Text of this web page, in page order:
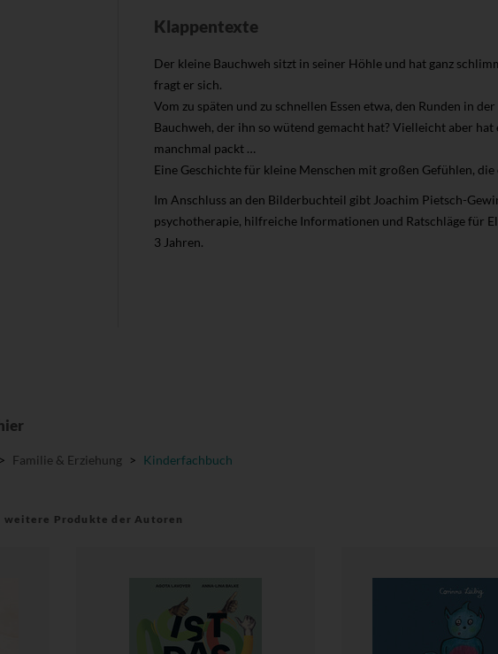
Klappentexte
Der kleine Bauchweh sitzt in seiner Höhle und hat ganz
fragt er sich.
Vom zu späten und zu schnellen Essen etwa, den Runden in
Bauchweh, der ihn so wütend gemacht hat? Vielleicht aber
manchmal packt …
Eine Geschichte für kleine Menschen mit großen Gefühlen,
Im Anschluss an den Bilderbuchteil gibt Joachim Pietsch-
psychotherapie, hilfreiche Informationen und Ratschläge für
3 Jahren.
> Familie & Erziehung > Kinderfachbuch
weitere Produkte der Autoren